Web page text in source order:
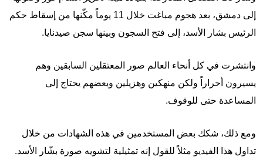
إلى دمشق، بعد هجوم مباغت خلال 11 يوماً مكّنها من إسقاط حكم
الرئيس بشار الأسد، إلى فتح السجون وبينها سجن صيدنايا.
وانتشرت في كل أنحاء العالم صور المعتقلين السابقين وهم
يسيرون أحراراً ولكن منهكين وهزيلين وبعضهم يحتاج إلى
المساعدة حتى للوقوف.
ومع ذلك، شكك بعض المستخدمين في هذه الشهادات من خلال
تداول هذا الفيديو مثلاً للقول إنه تمثيلية لتشويه صورة بشّار الأسد.